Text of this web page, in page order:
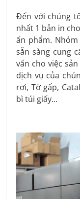
Đến với chúng
nhất 1 bản in
ấn phẩm.
sẵn sàng cung
vấn cho việc
dịch vụ của
rơi, Tờ gấp,
bì túi giấy...